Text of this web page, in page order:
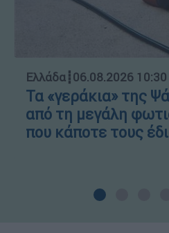
Ελλάδα┋06.08.2026 10:30
Τα «γεράκια» της
από τη μεγάλη
που κάποτε τους